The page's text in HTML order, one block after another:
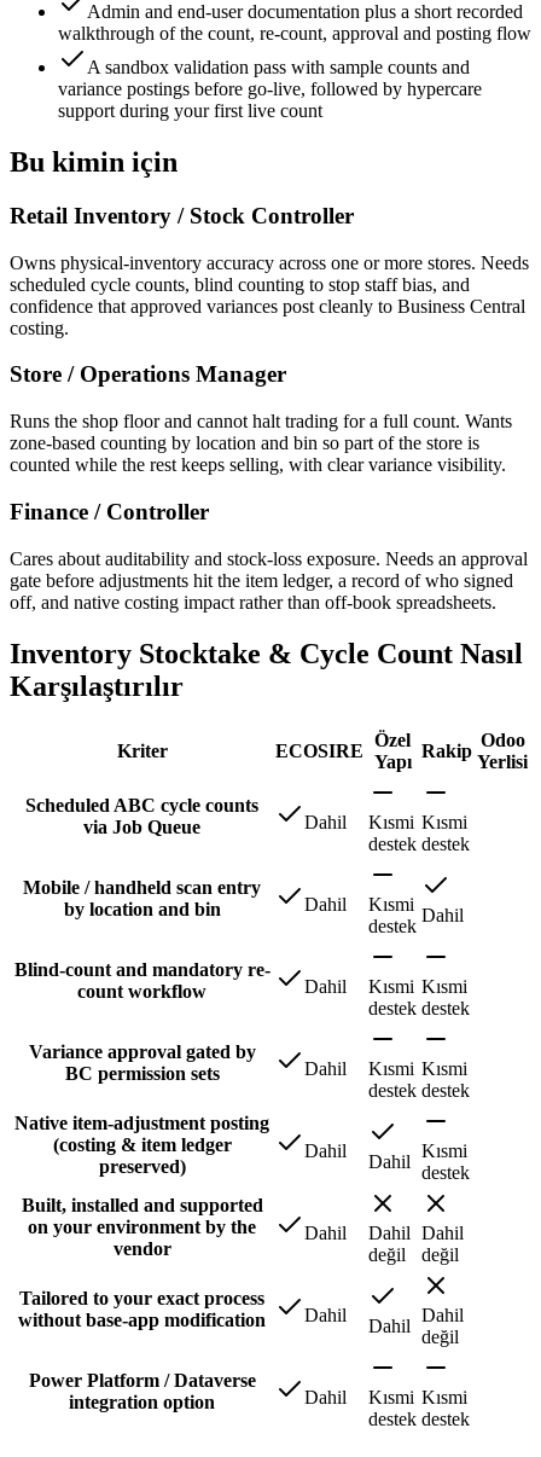
Admin and end-user documentation plus a short recorded
walkthrough of the count, re-count, approval and posting flow
A sandbox validation pass with sample counts and
variance postings before go-live, followed by hypercare
support during your first live count
Bu kimin için
Retail Inventory / Stock Controller
Owns physical-inventory accuracy across one or more stores. Needs
scheduled cycle counts, blind counting to stop staff bias, and
confidence that approved variances post cleanly to Business Central
costing.
Store / Operations Manager
Runs the shop floor and cannot halt trading for a full count. Wants
zone-based counting by location and bin so part of the store is
counted while the rest keeps selling, with clear variance visibility.
Finance / Controller
Cares about auditability and stock-loss exposure. Needs an approval
gate before adjustments hit the item ledger, a record of who signed
off, and native costing impact rather than off-book spreadsheets.
Inventory Stocktake & Cycle Count Nasıl
Karşılaştırılır
Kriter ECOSIRE
Özel
Yapı
Rakip
Odoo
Yerlisi
Scheduled ABC cycle counts
via Job Queue
Dahil
Kısmi
destek
Kısmi
destek
Mobile / handheld scan entry
by location and bin
Dahil
Kısmi
destek
Dahil
Blind-count and mandatory re-
count workflow
Dahil
Kısmi
destek
Kısmi
destek
Variance approval gated by
BC permission sets
Dahil
Kısmi
destek
Kısmi
destek
Native item-adjustment posting
(costing & item ledger
preserved)
Dahil
Dahil
Kısmi
destek
Built, installed and supported
on your environment by the
vendor
Dahil
Dahil
değil
Dahil
değil
Tailored to your exact process
without base-app modification
Dahil
Dahil
Dahil
değil
Power Platform / Dataverse
integration option
Dahil
Kısmi
destek
Kısmi
destek